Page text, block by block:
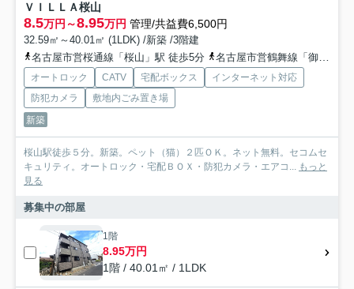
ＶＩＬＬＡ桜山
8.5万円～8.95万円 管理/共益費6,500円
32.59㎡～40.01㎡ (1LDK) /新築 /3階建
名古屋市営桜通線「桜山」駅 徒歩5分
名古屋市営鶴舞線「御器所」駅 徒歩14分
オートロック CATV 宅配ボックス
インターネット対応
防犯カメラ
敷地内ごみ置き場
新築
桜山駅徒歩５分。新築。ペット（猫）２匹ＯＫ。ネット無料。セコムセ
キュリティ。オートロック・宅配ＢＯＸ・防犯カメラ・エアコ... もっと
見る
募集中の部屋
1階
8.95万円
1階 / 40.01㎡ / 1LDK